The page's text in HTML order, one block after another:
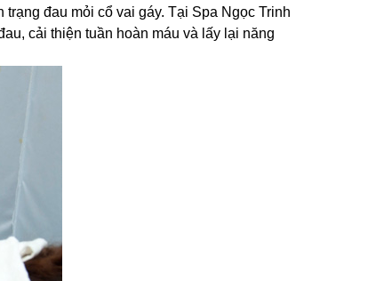
đau mỏi cổ vai gáy. Tại Spa Ngọc Trinh
cải thiện tuần hoàn máu và lấy lại năng